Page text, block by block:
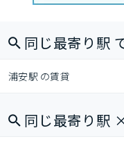
同じ最寄り駅
浦安駅 の賃貸
同じ最寄り駅